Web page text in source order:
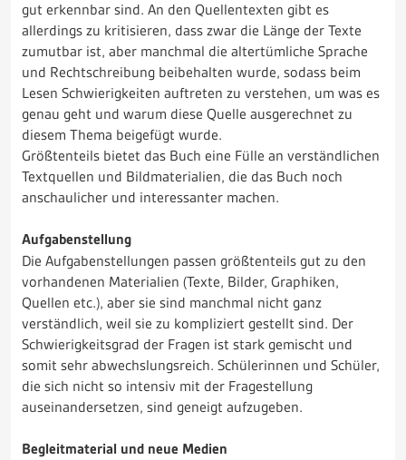
gut erkennbar sind. An den Quellentexten gibt es
allerdings zu kritisieren, dass zwar die Länge der Texte
zumutbar ist, aber manchmal die altertümliche Sprache
und Rechtschreibung beibehalten wurde, sodass beim
Lesen Schwierigkeiten auftreten zu verstehen, um was es
genau geht und warum diese Quelle ausgerechnet zu
diesem Thema beigefügt wurde.
Größtenteils bietet das Buch eine Fülle an verständlichen
Textquellen und Bildmaterialien, die das Buch noch
anschaulicher und interessanter machen.
Aufgabenstellung
Die Aufgabenstellungen passen größtenteils gut zu den
vorhandenen Materialien (Texte, Bilder, Graphiken,
Quellen etc.), aber sie sind manchmal nicht ganz
verständlich, weil sie zu kompliziert gestellt sind. Der
Schwierigkeitsgrad der Fragen ist stark gemischt und
somit sehr abwechslungsreich. Schülerinnen und Schüler,
die sich nicht so intensiv mit der Fragestellung
auseinandersetzen, sind geneigt aufzugeben.
Begleitmaterial und neue Medien